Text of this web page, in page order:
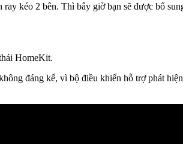
ray kéo 2 bên. Thì bây giờ bạn sẽ được bổ
HomeKit.
đáng kể, vì bộ điều khiển hỗ trợ phát